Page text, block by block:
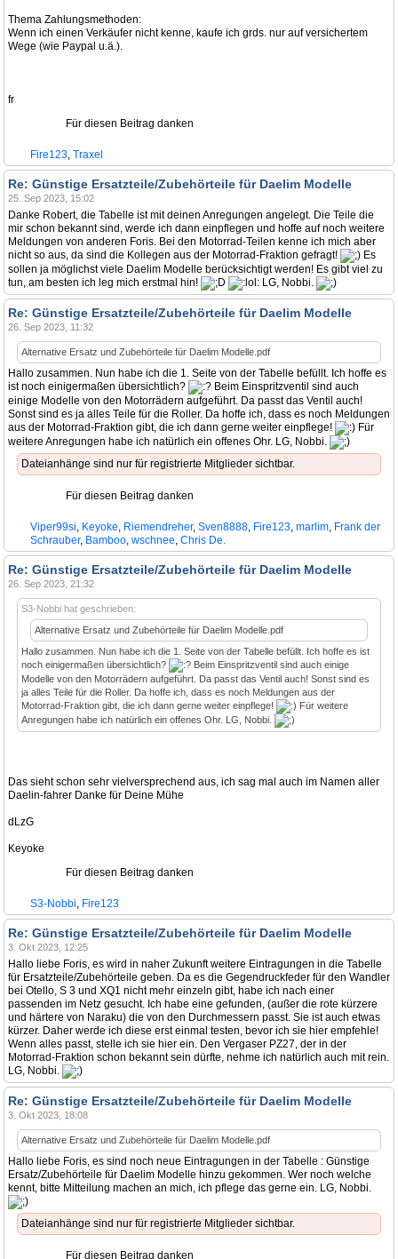
Thema Zahlungsmethoden:
Wenn ich einen Verkäufer nicht kenne, kaufe ich grds. nur auf versichertem
Wege (wie Paypal u.ä.).
fr
Für diesen Beitrag danken
Fire123, Traxel
Re: Günstige Ersatzteile/Zubehörteile für Daelim Modelle
25. Sep 2023, 15:02
Danke Robert, die Tabelle ist mit deinen Anregungen angelegt. Die Teile die
mir schon bekannt sind, werde ich dann einpflegen und hoffe auf noch weitere
Meldungen von anderen Foris. Bei den Motorrad-Teilen kenne ich mich aber
nicht so aus, da sind die Kollegen aus der Motorrad-Fraktion gefragt!
Es
sollen ja möglichst viele Daelim Modelle berücksichtigt werden! Es gibt viel zu
tun, am besten ich leg mich erstmal hin!
LG, Nobbi.
Re: Günstige Ersatzteile/Zubehörteile für Daelim Modelle
26. Sep 2023, 11:32
Alternative Ersatz und Zubehörteile für Daelim Modelle.pdf
Hallo zusammen. Nun habe ich die 1. Seite von der Tabelle befüllt. Ich hoffe es
ist noch einigermaßen übersichtlich?
Beim Einspritzventil sind auch
einige Modelle von den Motorrädern aufgeführt. Da passt das Ventil auch!
Sonst sind es ja alles Teile für die Roller. Da hoffe ich, dass es noch Meldungen
aus der Motorrad-Fraktion gibt, die ich dann gerne weiter einpflege!
Für
weitere Anregungen habe ich natürlich ein offenes Ohr. LG, Nobbi.
Dateianhänge sind nur für registrierte Mitglieder sichtbar.
Für diesen Beitrag danken
Viper99si, Keyoke, Riemendreher, Sven8888, Fire123, marlim, Frank der
Schrauber, Bamboo, wschnee, Chris De.
Re: Günstige Ersatzteile/Zubehörteile für Daelim Modelle
26. Sep 2023, 21:32
S3-Nobbi hat geschrieben:
Alternative Ersatz und Zubehörteile für Daelim Modelle.pdf
Hallo zusammen. Nun habe ich die 1. Seite von der Tabelle befüllt. Ich hoffe es ist
noch einigermaßen übersichtlich?
Beim Einspritzventil sind auch einige
Modelle von den Motorrädern aufgeführt. Da passt das Ventil auch! Sonst sind es
ja alles Teile für die Roller. Da hoffe ich, dass es noch Meldungen aus der
Motorrad-Fraktion gibt, die ich dann gerne weiter einpflege!
Für weitere
Anregungen habe ich natürlich ein offenes Ohr. LG, Nobbi.
Das sieht schon sehr vielversprechend aus, ich sag mal auch im Namen aller
Daelin-fahrer Danke für Deine Mühe
dLzG
Keyoke
Für diesen Beitrag danken
S3-Nobbi, Fire123
Re: Günstige Ersatzteile/Zubehörteile für Daelim Modelle
3. Okt 2023, 12:25
Hallo liebe Foris, es wird in naher Zukunft weitere Eintragungen in die Tabelle
für Ersatzteile/Zubehörteile geben. Da es die Gegendruckfeder für den Wandler
bei Otello, S 3 und XQ1 nicht mehr einzeln gibt, habe ich nach einer
passenden im Netz gesucht. Ich habe eine gefunden, (außer die rote kürzere
und härtere von Naraku) die von den Durchmessern passt. Sie ist auch etwas
kürzer. Daher werde ich diese erst einmal testen, bevor ich sie hier empfehle!
Wenn alles passt, stelle ich sie hier ein. Den Vergaser PZ27, der in der
Motorrad-Fraktion schon bekannt sein dürfte, nehme ich natürlich auch mit rein.
LG, Nobbi.
Re: Günstige Ersatzteile/Zubehörteile für Daelim Modelle
3. Okt 2023, 18:08
Alternative Ersatz und Zubehörteile für Daelim Modelle.pdf
Hallo liebe Foris, es sind noch neue Eintragungen in der Tabelle : Günstige
Ersatz/Zubehörteile für Daelim Modelle hinzu gekommen. Wer noch welche
kennt, bitte Mitteilung machen an mich, ich pflege das gerne ein. LG, Nobbi.
Dateianhänge sind nur für registrierte Mitglieder sichtbar.
Für diesen Beitrag danken